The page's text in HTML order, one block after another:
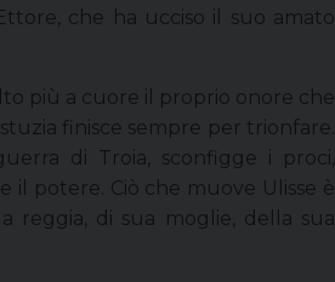
che ha ucciso il suo amato
più a cuore il proprio onore che
finisce sempre per trionfare.
di Troia, sconfigge i proci,
potere. Ciò che muove Ulisse è
reggia, di sua moglie, della sua